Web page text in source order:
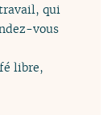
qui
vous
libre,